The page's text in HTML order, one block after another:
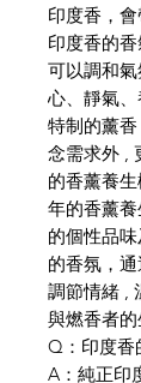
印度香，會
印度香的
可以調和
心、靜氣
特制的薰
念需求外 ,
的香薰養
年的香薰
的個性品
的香氛，
調節情緒 ,
與燃香者的
Q：印度香
A：純正印